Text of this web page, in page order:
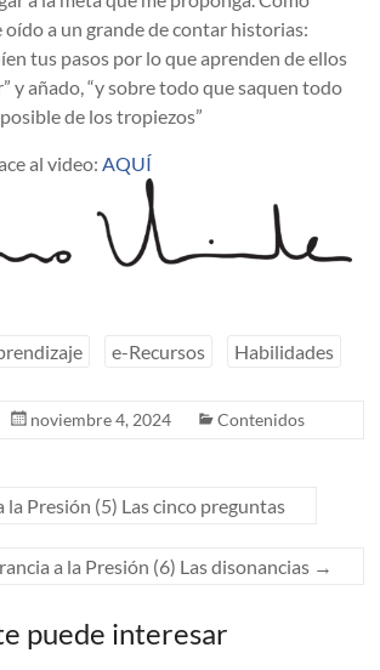
oído a un grande de contar historias:
tus pasos por lo que aprenden de ellos
y añado, “y sobre todo que saquen todo
de los tropiezos”
al video:AQUÍ
e-Recursos Habilidades
noviembre 4, 2024 Contenidos
la Presión (5) Las cinco preguntas
a la Presión (6) Las disonancias →
puede interesar